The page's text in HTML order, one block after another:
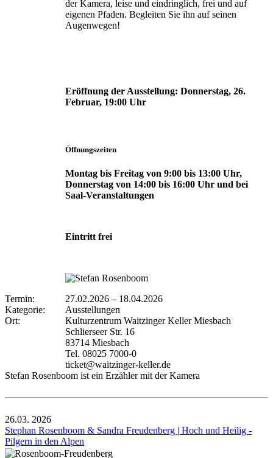
der Kamera, leise und eindringlich, frei und auf
eigenen Pfaden. Begleiten Sie ihn auf seinen
Augenwegen!
Eröffnung der Ausstellung: Donnerstag, 26.
Februar, 19:00 Uhr
Öffnungszeiten
Montag bis Freitag von 9:00 bis 13:00 Uhr,
Donnerstag von 14:00 bis 16:00 Uhr und bei
Saal-Veranstaltungen
Eintritt frei
Termin: 27.02.2026 – 18.04.2026
Kategorie:
Ausstellungen
Ort:
Kulturzentrum Waitzinger Keller Miesbach
Schlierseer Str. 16
83714 Miesbach
Tel. 08025 7000-0
ticket@waitzinger-keller.de
Stefan Rosenboom ist ein Erzähler mit der Kamera
26.03. 2026
Stephan Rosenboom & Sandra Freudenberg | Hoch und Heilig -
Pilgern in den Alpen